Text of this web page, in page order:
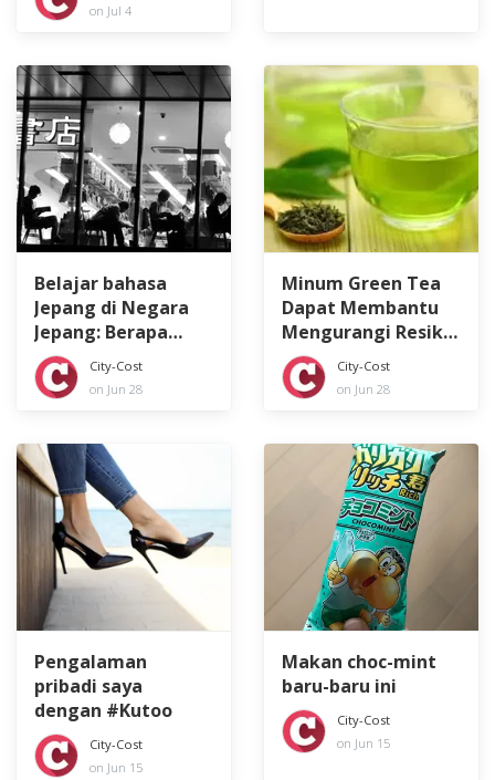
on Jul 4
Belajar bahasa
Jepang di Negara
Jepang: Berapa
Banyak Uang yang
Anda Butuhkan?
City-Cost
on Jun 28
Minum Green Tea
Dapat Membantu
Mengurangi Resiko
Kanker Payudara
City-Cost
on Jun 28
Pengalaman
pribadi saya
dengan #Kutoo
City-Cost
on Jun 15
Makan choc-mint
baru-baru ini
City-Cost
on Jun 15